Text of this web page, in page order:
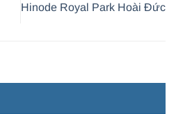
Hinode Royal Park Hoài Đức